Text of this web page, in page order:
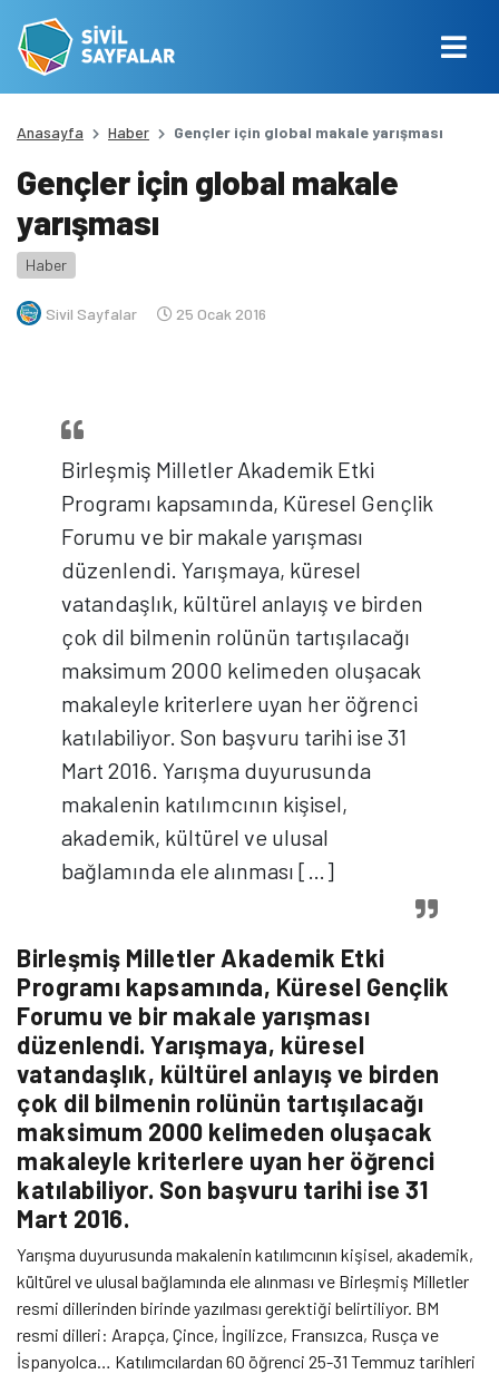
Anasayfa Haber Gençler için global makale yarışması
Gençler için global makale
yarışması
Haber
Sivil Sayfalar 25 Ocak 2016
Birleşmiş Milletler Akademik Etki
Programı kapsamında, Küresel Gençlik
Forumu ve bir makale yarışması
düzenlendi. Yarışmaya, küresel
vatandaşlık, kültürel anlayış ve birden
çok dil bilmenin rolünün tartışılacağı
maksimum 2000 kelimeden oluşacak
makaleyle kriterlere uyan her öğrenci
katılabiliyor. Son başvuru tarihi ise 31
Mart 2016. Yarışma duyurusunda
makalenin katılımcının kişisel,
akademik, kültürel ve ulusal
bağlamında ele alınması […]
Birleşmiş Milletler Akademik Etki
Programı kapsamında, Küresel Gençlik
Forumu ve bir makale yarışması
düzenlendi. Yarışmaya, küresel
vatandaşlık, kültürel anlayış ve birden
çok dil bilmenin rolünün tartışılacağı
maksimum 2000 kelimeden oluşacak
makaleyle kriterlere uyan her öğrenci
katılabiliyor. Son başvuru tarihi ise 31
Mart 2016.
Yarışma duyurusunda makalenin katılımcının kişisel, akademik,
kültürel ve ulusal bağlamında ele alınması ve Birleşmiş Milletler
resmi dillerinden birinde yazılması gerektiği belirtiliyor. BM
resmi dilleri: Arapça, Çince, İngilizce, Fransızca, Rusça ve
İspanyolca… Katılımcılardan 60 öğrenci 25-31 Temmuz tarihleri